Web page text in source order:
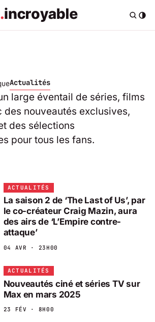
Actualités
large éventail de séries, films
des nouveautés exclusives,
des sélections
pour tous les fans.
ACTUALITÉS
La saison 2 de ‘The Last of Us’, par
le co-créateur Craig Mazin, aura
des airs de ‘L’Empire contre-
attaque’
04 AVR · 23H00
ACTUALITÉS
Nouveautés ciné et séries TV sur
Max en mars 2025
23 FÉV · 8H00